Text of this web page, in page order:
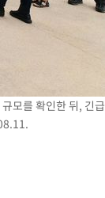
모를 확인한 뒤, 긴급